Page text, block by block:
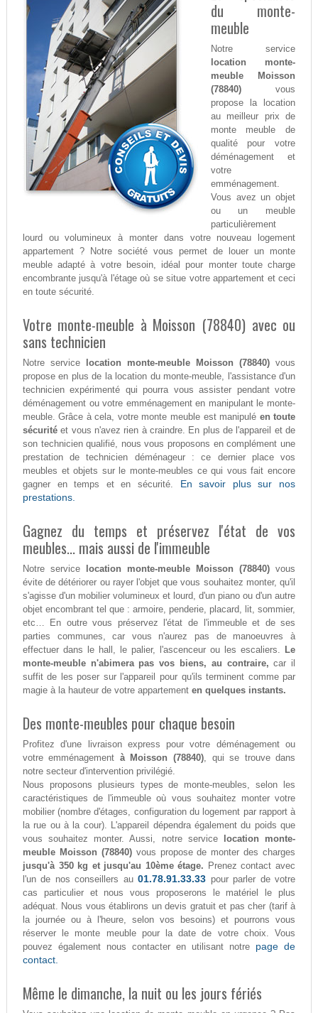
du monte-
meuble
Notre service
location monte-
meuble Moisson
(78840)vous
propose la location
au meilleur prix de
monte meuble de
qualité pour votre
déménagement et
votre
emménagement.
Vous avez un objet
ou un meuble
particulièrement
lourd ou volumineux à monter dans votre nouveau logement
appartement ? Notre société vous permet de louer un monte
meuble adapté à votre besoin, idéal pour monter toute charge
encombrante jusqu'à l'étage où se situe votre appartement et ceci
en toute sécurité.
Votre monte-meuble à Moisson (78840) avec ou
sans technicien
Notre service location monte-meuble Moisson (78840) vous
propose en plus de la location du monte-meuble, l'assistance d'un
technicien expérimenté qui pourra vous assister pendant votre
déménagement ou votre emménagement en manipulant le monte-
meuble. Grâce à cela, votre monte meuble est manipulé en toute
sécuritéet vous n'avez rien à craindre. En plus de l'appareil et de
son technicien qualifié, nous vous proposons en complément une
prestation de technicien déménageur : ce dernier place vos
meubles et objets sur le monte-meubles ce qui vous fait encore
gagner en temps et en sécurité. En savoir plus sur nos
prestations.
Gagnez du temps et préservez l'état de vos
meubles... mais aussi de l'immeuble
Notre service location monte-meuble Moisson (78840) vous
évite de détériorer ou rayer l'objet que vous souhaitez monter, qu'il
s'agisse d'un mobilier volumineux et lourd, d'un piano ou d'un autre
objet encombrant tel que : armoire, penderie, placard, lit, sommier,
etc… En outre vous préservez l'état de l'immeuble et de ses
parties communes, car vous n'aurez pas de manoeuvres à
effectuer dans le hall, le palier, l'ascenceur ou les escaliers. Le
monte-meuble n'abimera pas vos biens, au contraire, car il
suffit de les poser sur l'appareil pour qu'ils terminent comme par
magie à la hauteur de votre appartement en quelques instants.
Des monte-meubles pour chaque besoin
Profitez d'une livraison express pour votre déménagement ou
votre emménagement à Moisson (78840), qui se trouve dans
notre secteur d'intervention privilégié.
Nous proposons plusieurs types de monte-meubles, selon les
caractéristiques de l'immeuble où vous souhaitez monter votre
mobilier (nombre d'étages, configuration du logement par rapport à
la rue ou à la cour). L'appareil dépendra également du poids que
vous souhaitez monter. Aussi, notre service
location monte-
meuble Moisson (78840)vous propose de monter des charges
jusqu'à 350 kg et jusqu'au 10ème étage. Prenez contact avec
l'un de nos conseillers au01.78.91.33.33 pour parler de votre
cas particulier et nous vous proposerons le matériel le plus
adéquat. Nous vous établirons un devis gratuit et pas cher (tarif à
la journée ou à l'heure, selon vos besoins) et pourrons vous
réserver le monte meuble pour la date de votre choix. Vous
pouvez également nous contacter en utilisant notre page de
contact.
Même le dimanche, la nuit ou les jours fériés